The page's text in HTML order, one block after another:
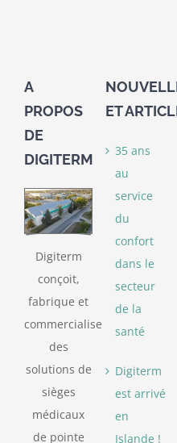
A
PROPOS
DE
DIGITERM
Digiterm
conçoit,
fabrique et
commercialise
des
solutions de
sièges
médicaux
de pointe
ET
35 ans
au
service
du
confort
dans le
secteur
de la
santé
Digiterm
est arrivé
en
Islande !